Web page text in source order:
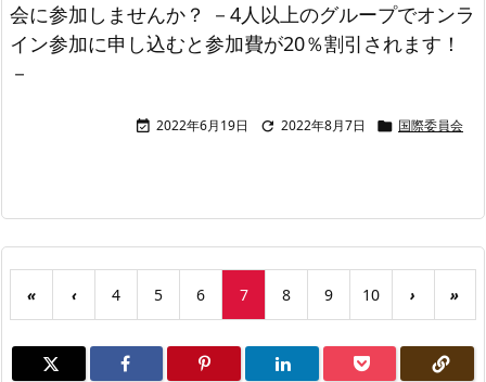
会に参加しませんか？ －4人以上のグループでオンラ
イン参加に申し込むと参加費が20％割引されます！
－
 2022年6月19日  2022年8月7日  国際委員会
« ‹ 4 5 6 7 8 9 10 › »